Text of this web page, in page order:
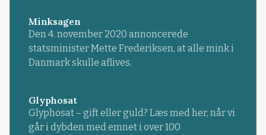
Minksagen
Den 4. november 2020 annoncerede
statsminister Mette Frederiksen, at alle mink i
Danmark skulle aflives.
Glyphosat
Glyphosat – gift eller guld? Læs med her, når vi
går i dybden med emnet i over 100